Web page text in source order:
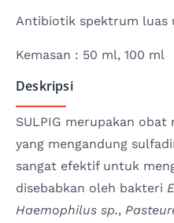
Antibiotik spektrum luas
Kemasan : 50 ml, 100 ml
Deskripsi
SULPIG merupakan
yang mengandung
sangat efektif untuk
disebabkan oleh bakteri
Haemophilus sp.,